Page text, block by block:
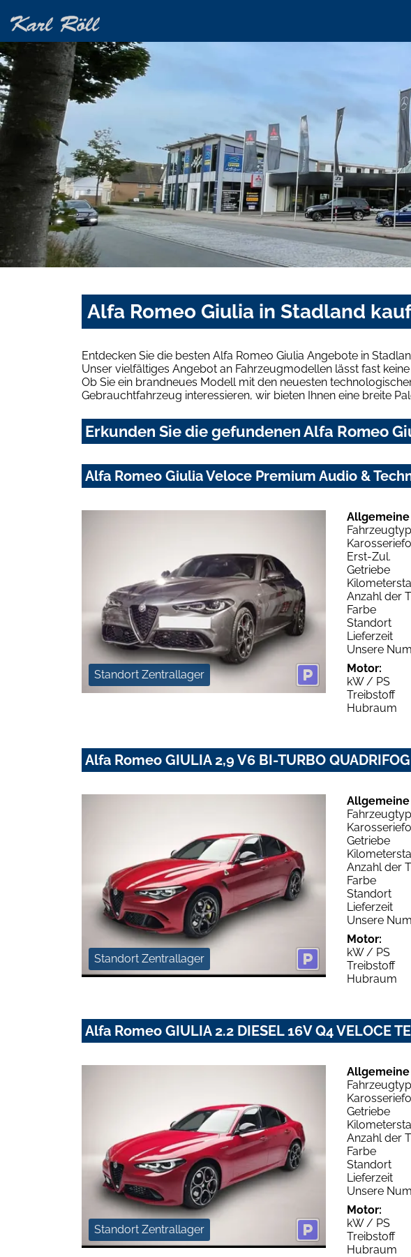
Alfa Romeo Giulia in Stadland
Entdecken Sie die besten Alfa Romeo Giulia Angebote in
Unser vielfältiges Angebot an Fahrzeugmodellen lässt fast
Ob Sie ein brandneues Modell mit den neuesten
Gebrauchtfahrzeug interessieren, wir bieten Ihnen eine breite
Erkunden Sie die gefundenen Alfa Romeo
Alfa Romeo Giulia Veloce Premium Audio &
Standort Zentrallager
Allgemeine
Fahrzeugtyp
Erst-Zul.
Getriebe
Anzahl der
Farbe
Standort
Lieferzeit
Unsere
Motor:
kW / PS
Treibstoff
Hubraum
Alfa Romeo GIULIA 2,9 V6 BI-TURBO
Standort Zentrallager
Allgemeine
Fahrzeugtyp
Getriebe
Anzahl der
Farbe
Standort
Lieferzeit
Unsere
Motor:
kW / PS
Treibstoff
Hubraum
Alfa Romeo GIULIA 2.2 DIESEL 16V Q4 VELOCE
Standort Zentrallager
Allgemeine
Fahrzeugtyp
Getriebe
Anzahl der
Farbe
Standort
Lieferzeit
Unsere
Motor:
kW / PS
Treibstoff
Hubraum